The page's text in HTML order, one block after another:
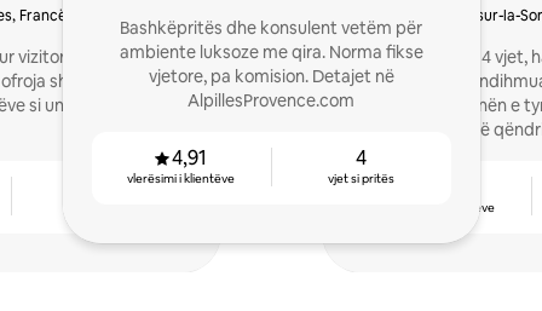
Francë
vizitorë në banesat e
si unë.
Bashkëpritës dhe konsulent vetëm për
ambiente luksoze me qira. Norma fikse
vjetore, pa komision. Detajet në
AlpillesProvence.com
4,91
vlerësimi i klientëve
4
vjet si pritës
L'Isle-sur-la-
Prit vizitorë për 4 vjet,
portierit për të
me qira pronën e
qiramarrësve një
vlerësimi i klientëve